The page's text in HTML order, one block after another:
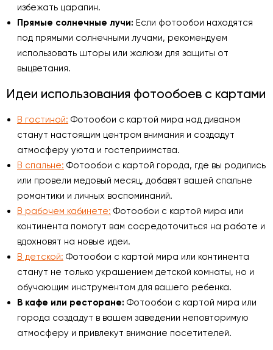
избежать царапин.
Прямые солнечные лучи: Если фотообои находятся
под прямыми солнечными лучами, рекомендуем
использовать шторы или жалюзи для защиты от
выцветания.
Идеи использования фотообоев с картами
В гостиной: Фотообои с картой мира над диваном
станут настоящим центром внимания и создадут
атмосферу уюта и гостеприимства.
В спальне: Фотообои с картой города, где вы родились
или провели медовый месяц, добавят вашей спальне
романтики и личных воспоминаний.
В рабочем кабинете: Фотообои с картой мира или
континента помогут вам сосредоточиться на работе и
вдохновят на новые идеи.
В детской: Фотообои с картой мира или континента
станут не только украшением детской комнаты, но и
обучающим инструментом для вашего ребенка.
В кафе или ресторане: Фотообои с картой мира или
города создадут в вашем заведении неповторимую
атмосферу и привлекут внимание посетителей.